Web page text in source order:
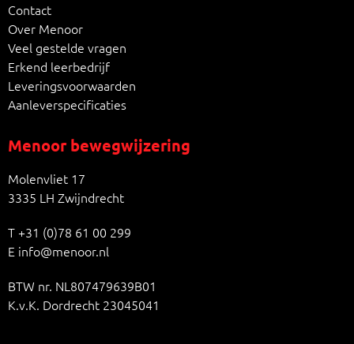
Contact
Over Menoor
Veel gestelde vragen
Erkend leerbedrijf
Leveringsvoorwaarden
Aanleverspecificaties
Menoor bewegwijzering
Molenvliet 17
3335 LH Zwijndrecht
T+31 (0)78 61 00 299
E info@menoor.nl
BTW nr. NL807479639B01
K.v.K. Dordrecht 23045041